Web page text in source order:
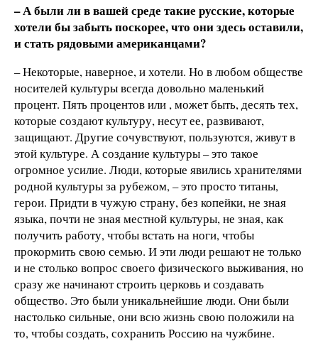
–А были ли в вашей среде такие русские, которые
хотели бы забыть поскорее, что они здесь оставили,
и стать рядовыми американцами?
– Некоторые, наверное, и хотели. Но в любом обществе
носителей культуры всегда довольно маленький
процент. Пять процентов или , может быть, десять тех,
которые создают культуру, несут ее, развивают,
защищают. Другие сочувствуют, пользуются, живут в
этой культуре. А создание культуры – это такое
огромное усилие. Люди, которые явились хранителями
родной культуры за рубежом, – это просто титаны,
герои. Придти в чужую страну, без копейки, не зная
языка, почти не зная местной культуры, не зная, как
получить работу, чтобы встать на ноги, чтобы
прокормить свою семью. И эти люди решают не только
и не столько вопрос своего физического выживания, но
сразу же начинают строить церковь и создавать
общество. Это были уникальнейшие люди. Они были
настолько сильные, они всю жизнь свою положили на
то, чтобы создать, сохранить Россию на чужбине.